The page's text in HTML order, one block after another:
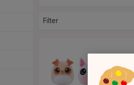
Filter